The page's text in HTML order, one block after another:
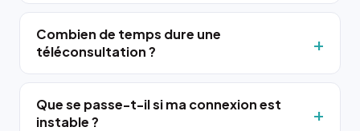
Combien de temps dure une
téléconsultation ?
Que se passe-t-il si ma connexion est
instable ?